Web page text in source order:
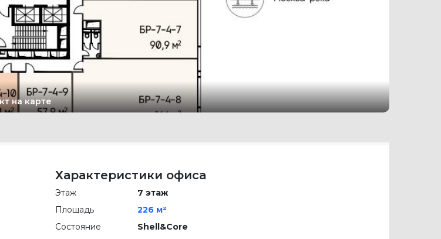
на карте
Характеристики офиса
Этаж
7 этаж
Площадь
226 м²
Состояние
Shell&Core